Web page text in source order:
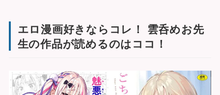
エロ漫画好きならコレ！ 雲呑めお先
生の作品が読めるのはココ！